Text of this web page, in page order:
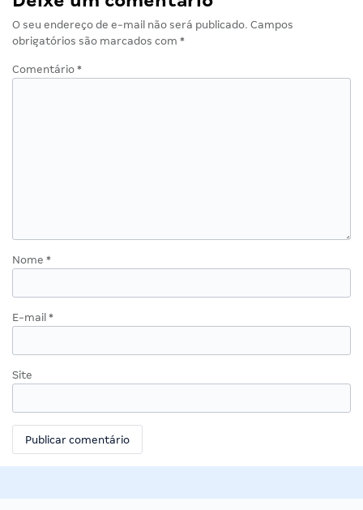
O seu endereço de e-mail não será publicado. Campos
obrigatórios são marcados com *
Comentário *
Nome *
E-mail *
Site